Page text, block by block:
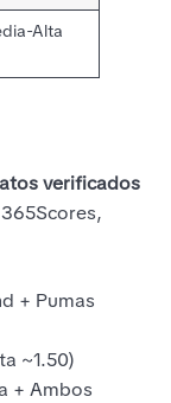
Alta
verificados
+ Pumas
~1.50)
+ Ambos